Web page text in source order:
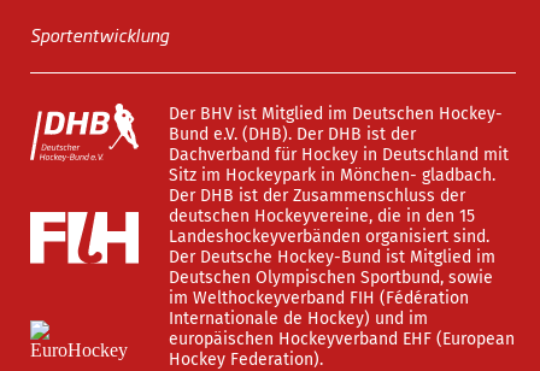
Sportentwicklung
Der BHV ist Mitglied im Deutschen Hockey-
Bund e.V. (DHB). Der DHB ist der
Dachverband für Hockey in Deutschland mit
Sitz im Hockeypark in Mönchen- gladbach.
Der DHB ist der Zusammenschluss der
deutschen Hockeyvereine, die in den 15
Landeshockeyverbänden organisiert sind.
Der Deutsche Hockey-Bund ist Mitglied im
Deutschen Olympischen Sportbund, sowie
im Welthockeyverband FIH (Fédération
Internationale de Hockey) und im
europäischen Hockeyverband EHF (European
Hockey Federation).